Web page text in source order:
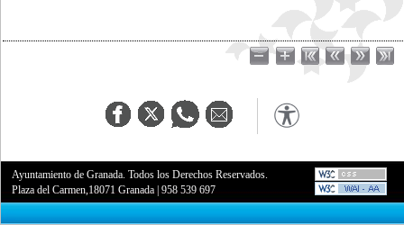
Ayuntamiento de Granada. Todos los Derechos Reservados.
Plaza del Carmen,18071 Granada |958 539 697